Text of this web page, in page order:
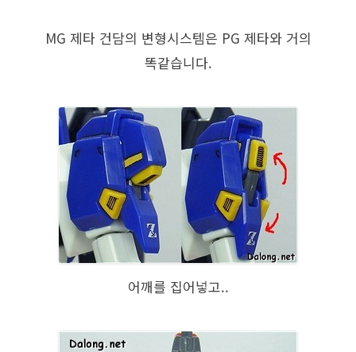
MG 제타 건담의 변형시스템은 PG 제타와 거의
똑같습니다.
어깨를 집어넣고..